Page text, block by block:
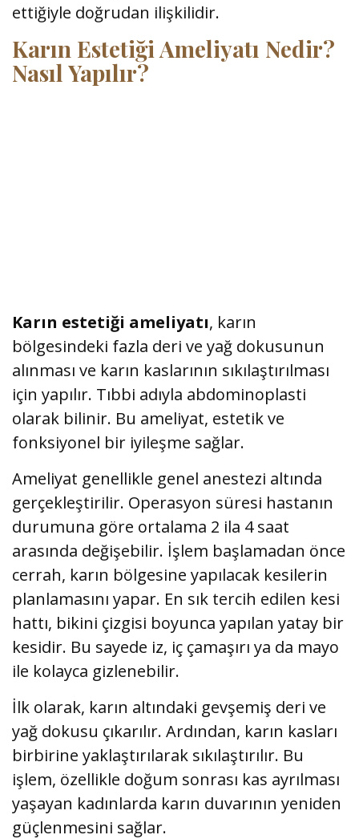
ettiğiyle doğrudan ilişkilidir.
Karın Estetiği Ameliyatı Nedir?
Nasıl Yapılır?
Karın estetiği ameliyatı, karın
bölgesindeki fazla deri ve yağ dokusunun
alınması ve karın kaslarının sıkılaştırılması
için yapılır. Tıbbi adıyla abdominoplasti
olarak bilinir. Bu ameliyat, estetik ve
fonksiyonel bir iyileşme sağlar.
Ameliyat genellikle genel anestezi altında
gerçekleştirilir. Operasyon süresi hastanın
durumuna göre ortalama 2 ila 4 saat
arasında değişebilir. İşlem başlamadan önce
cerrah, karın bölgesine yapılacak kesilerin
planlamasını yapar. En sık tercih edilen kesi
hattı, bikini çizgisi boyunca yapılan yatay bir
kesidir. Bu sayede iz, iç çamaşırı ya da mayo
ile kolayca gizlenebilir.
İlk olarak, karın altındaki gevşemiş deri ve
yağ dokusu çıkarılır. Ardından, karın kasları
birbirine yaklaştırılarak sıkılaştırılır. Bu
işlem, özellikle doğum sonrası kas ayrılması
yaşayan kadınlarda karın duvarının yeniden
güçlenmesini sağlar.